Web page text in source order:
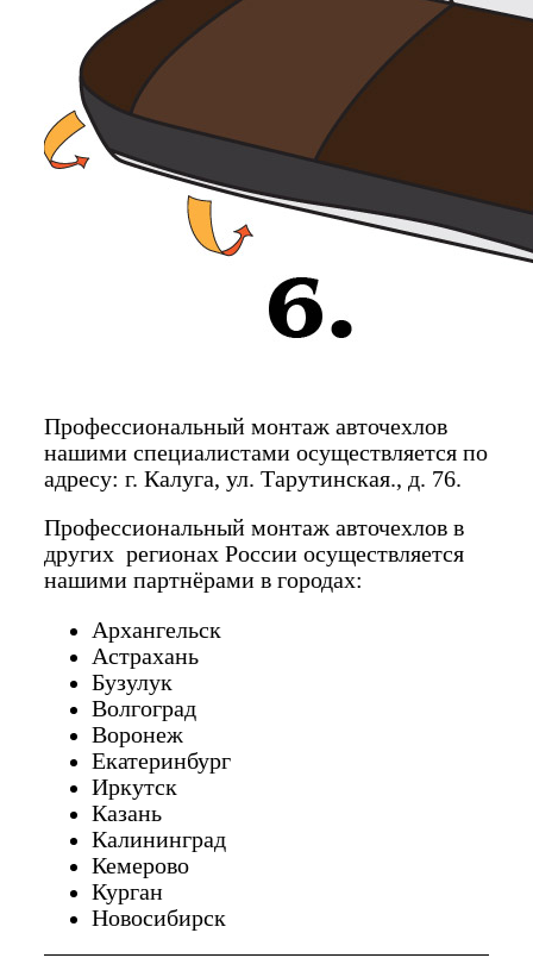
Профессиональный монтаж авточехлов
нашими специалистами осуществляется по
адресу: г. Калуга, ул. Тарутинская., д. 76.
Профессиональный монтаж авточехлов в
других регионах России осуществляется
нашими партнёрами в городах:
Архангельск
Астрахань
Бузулук
Волгоград
Воронеж
Екатеринбург
Иркутск
Казань
Калининград
Кемерово
Курган
Новосибирск